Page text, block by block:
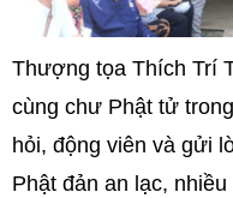
Thượng tọa Thích Trí
cùng chư Phật tử
hỏi, động viên và gửi
Phật đản an lạc,